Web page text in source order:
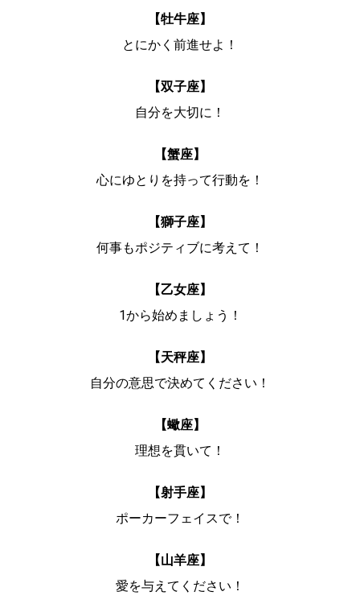
【牡牛座】
とにかく前進せよ！
【双子座】
自分を大切に！
【蟹座】
心にゆとりを持って行動を！
【獅子座】
何事もポジティブに考えて！
【乙女座】
1から始めましょう！
【天秤座】
自分の意思で決めてください！
【蠍座】
理想を貫いて！
【射手座】
ポーカーフェイスで！
【山羊座】
愛を与えてください！